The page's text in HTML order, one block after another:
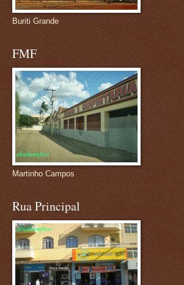
Buriti Grande
FMF
Martinho Campos
Rua Principal